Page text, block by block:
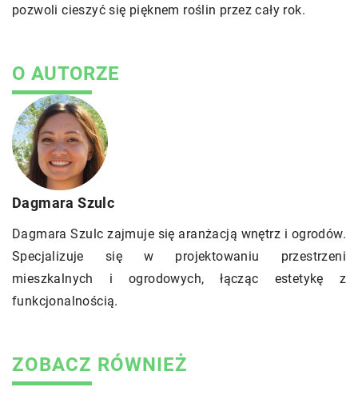
pozwoli cieszyć się pięknem roślin przez cały rok.
O AUTORZE
Dagmara Szulc
Dagmara Szulc zajmuje się aranżacją wnętrz i ogrodów.
Specjalizuje się w projektowaniu przestrzeni
mieszkalnych i ogrodowych, łącząc estetykę z
funkcjonalnością.
ZOBACZ RÓWNIEŻ